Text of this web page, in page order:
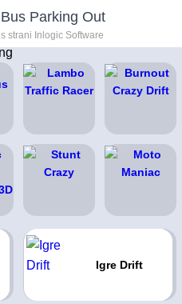
Bus Parking Out
s strani Inlogic Software
Igre Drift